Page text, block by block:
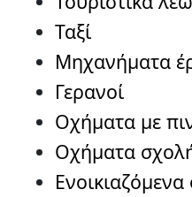
Ταξί
Μηχανήματα
Γερανοί
Οχήματα με
Οχήματα